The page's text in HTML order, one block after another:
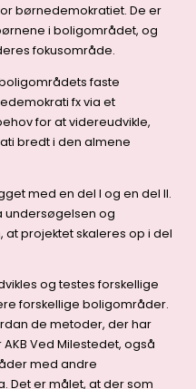
børnedemokratiet. De er
i boligområdet, og
fokusområde.
faste
fx via et
for at videreudvikle,
bredt i den almene
med en del I og en del II.
undersøgelsen og
projektet skaleres op i del
og testes forskellige
forskellige boligområder.
de metoder, der har
Ved Milestedet, også
med andre
Det er målet, at der som